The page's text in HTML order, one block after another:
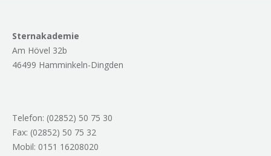
Sternakademie
Am Hövel 32b
46499 Hamminkeln-Dingden
Telefon: (02852) 50 75 30
Fax: (02852) 50 75 32
Mobil: 0151 16208020